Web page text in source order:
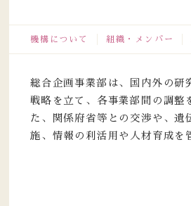
機構について 組織・メンバー
総合企画事業部は、国内外の研
戦略を立て、各事業部間の調整
た、関係府省等との交渉や、遺
施、情報の利活用や人材育成を